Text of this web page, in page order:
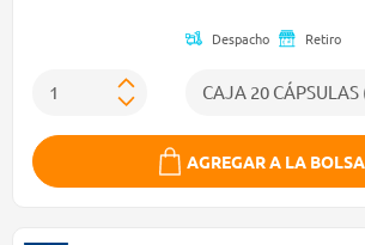
Despacho Retiro
AGREGAR A LA BOLSA